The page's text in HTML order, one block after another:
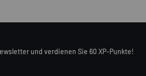
und verdienen Sie 60 XP-Punkte!